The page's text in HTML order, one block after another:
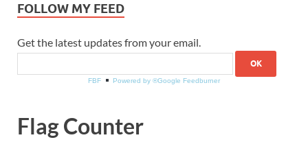
FOLLOW MY FEED
Get the latest updates from your email.
FBF Powered by ®Google Feedburner
Flag Counter